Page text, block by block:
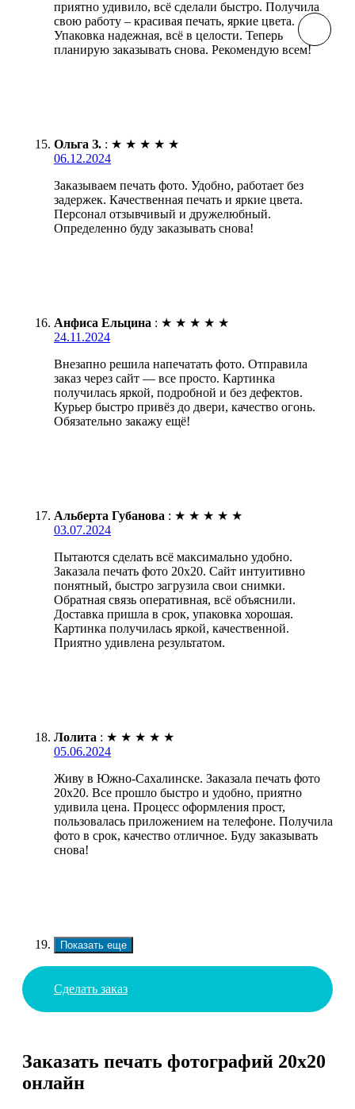
приятно удивило, всё сделали быстро. Получила
свою работу – красивая печать, яркие цвета.
Упаковка надежная, всё в целости. Теперь
планирую заказывать снова. Рекомендую всем!
Ольга З. : ★ ★ ★ ★ ★
06.12.2024
Заказываем печать фото. Удобно, работает без
задержек. Качественная печать и яркие цвета.
Персонал отзывчивый и дружелюбный.
Определенно буду заказывать снова!
Анфиса Ельцина : ★ ★ ★ ★ ★
24.11.2024
Внезапно решила напечатать фото. Отправила
заказ через сайт — все просто. Картинка
получилась яркой, подробной и без дефектов.
Курьер быстро привёз до двери, качество огонь.
Обязательно закажу ещё!
Альберта Губанова : ★ ★ ★ ★ ★
03.07.2024
Пытаются сделать всё максимально удобно.
Заказала печать фото 20х20. Сайт интуитивно
понятный, быстро загрузила свои снимки.
Обратная связь оперативная, всё объяснили.
Доставка пришла в срок, упаковка хорошая.
Картинка получилась яркой, качественной.
Приятно удивлена результатом.
Лолита : ★ ★ ★ ★ ★
05.06.2024
Живу в Южно-Сахалинске. Заказала печать фото
20х20. Все прошло быстро и удобно, приятно
удивила цена. Процесс оформления прост,
пользовалась приложением на телефоне. Получила
фото в срок, качество отличное. Буду заказывать
снова!
Показать еще
Сделать заказ
Заказать печать фотографий 20х20
онлайн